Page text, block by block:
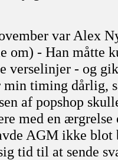
var Alex
om) - Han måtte
verselinjer - og
min timing dårlig,
af popshop
med en
AGM ikke blot
tid til at sende